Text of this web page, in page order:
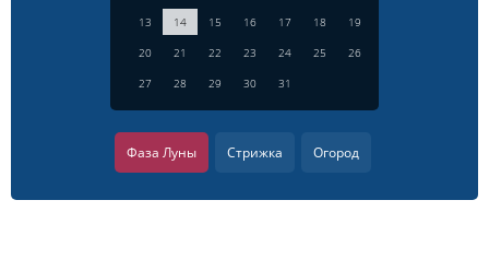
13
14 15 16 17 18
19
20
21 22 23 24 25
26
27
28 29 30 31
Фаза Луны Стрижка Огород